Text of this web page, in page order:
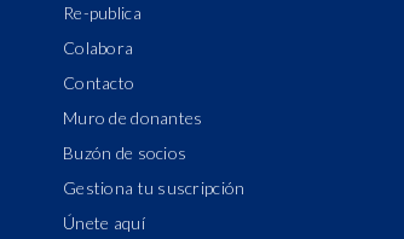
Re-publica
Colabora
Contacto
Muro de donantes
Buzón de socios
Gestiona tu suscripción
Únete aquí